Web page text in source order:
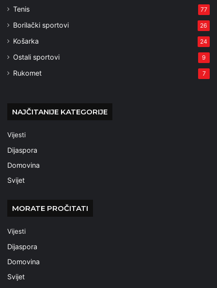
Tenis 77
Borilački sportovi 26
Košarka 24
Ostali sportovi 9
Rukomet 7
NAJČITANIJE KATEGORIJE
Vijesti
Dijaspora
Domovina
Svijet
MORATE PROČITATI
Vijesti
Dijaspora
Domovina
Svijet